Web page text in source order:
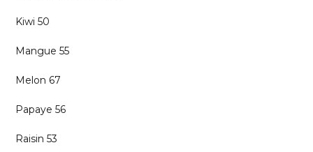
Kiwi 50
Mangue 55
Melon 67
Papaye 56
Raisin 53